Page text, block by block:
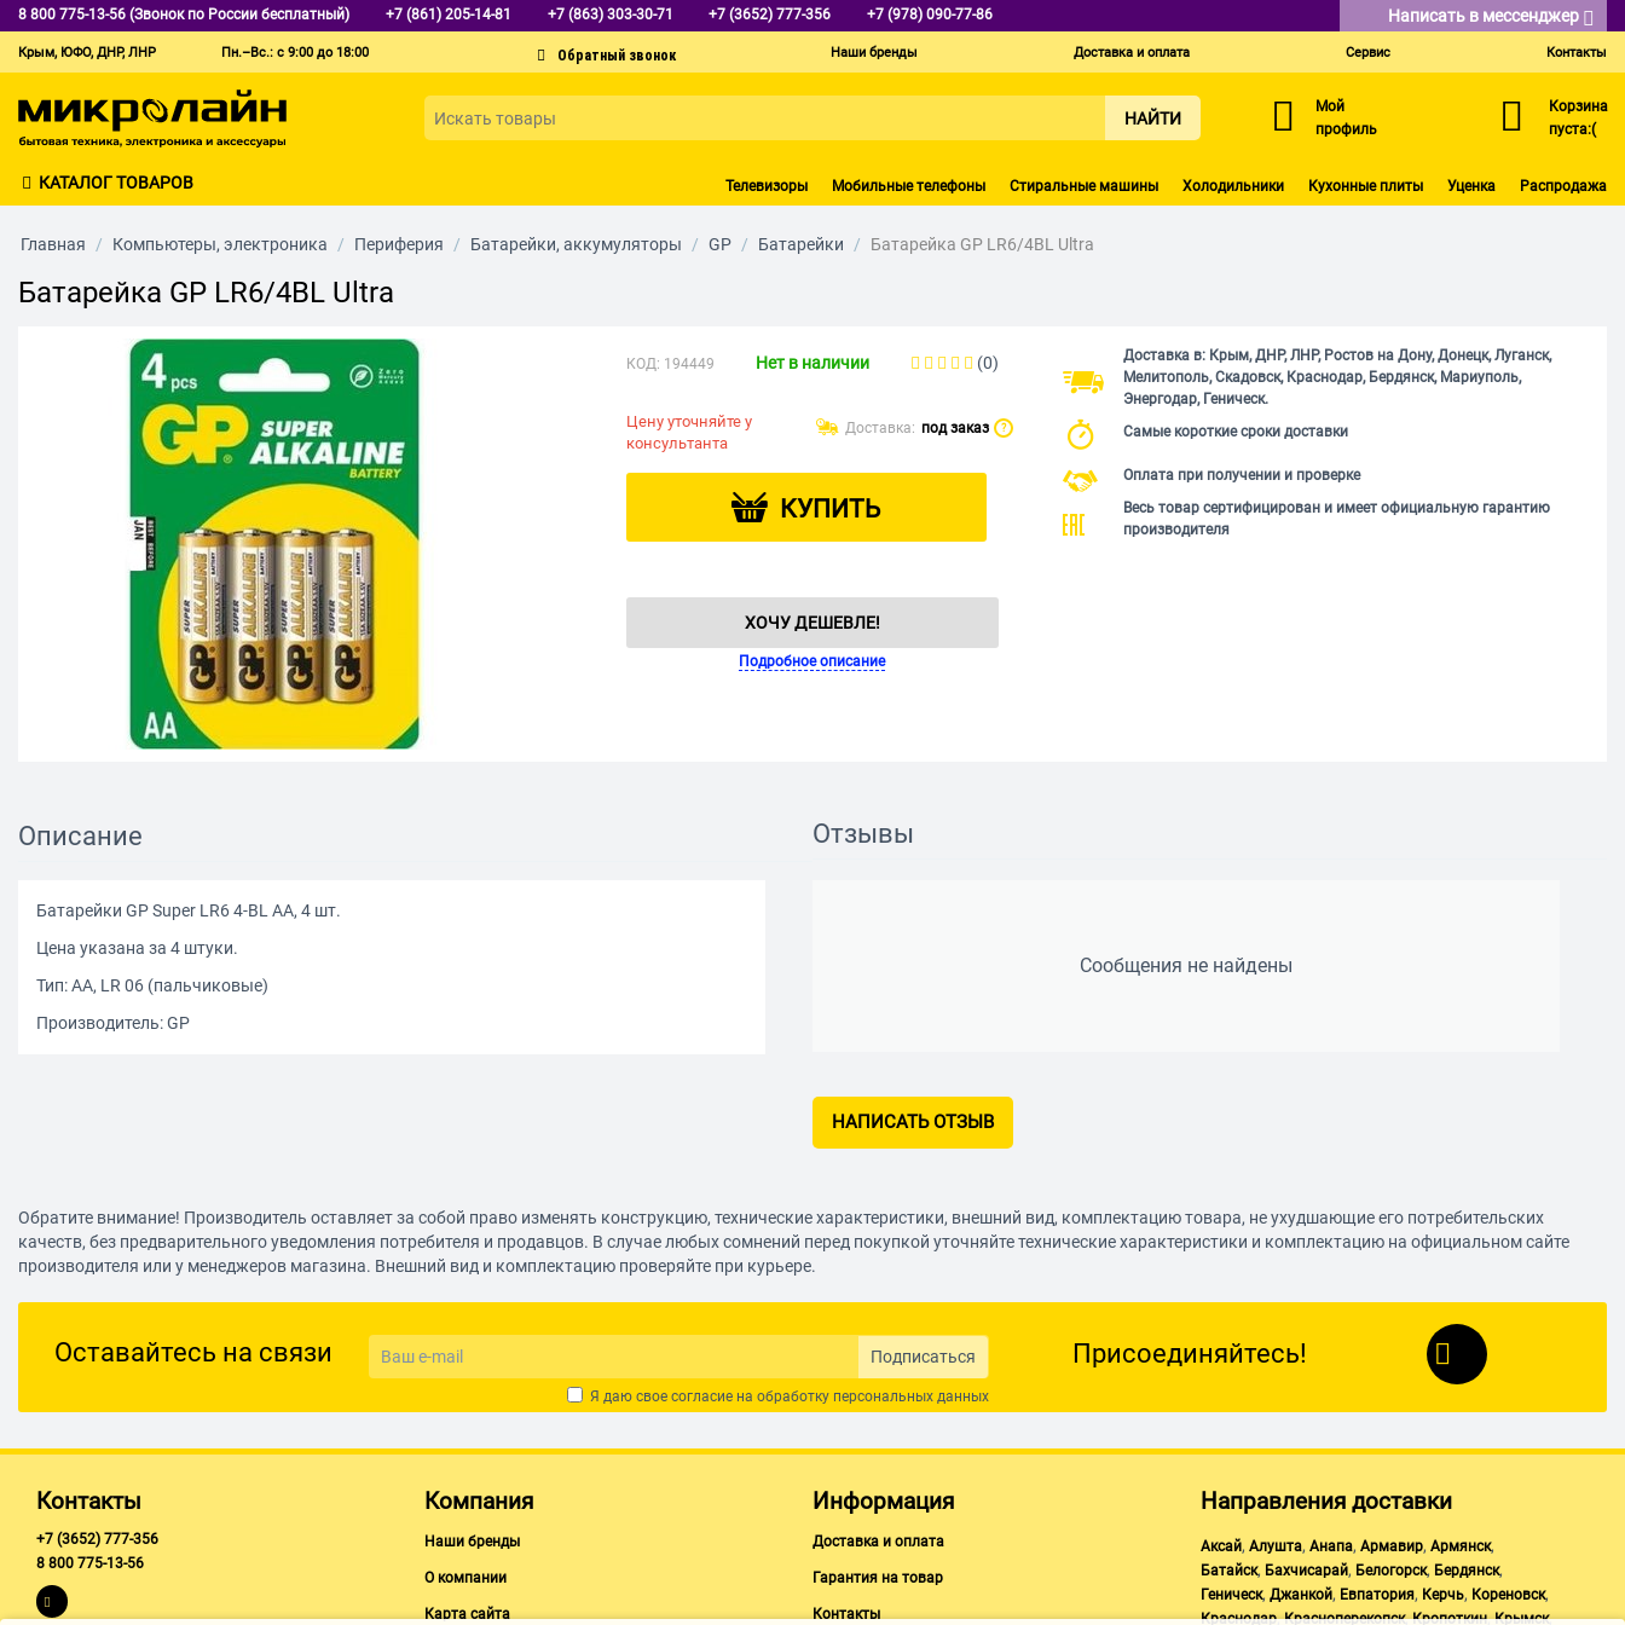
8 800 775-13-56 (Звонок по России бесплатный) +7 (861) 205-14-81 +7 (863) 303-30-71 +7 (3652) 777-356 +7 (978) 090-77-86 Написать в мессенджер
Крым, ЮФО, ДНР, ЛНР Пн.–Вс.: с 9:00 до 18:00 Наши бренды Доставка и оплата Сервис Контакты
НАЙТИ
Мой
профиль
Корзина
пуста:(
КАТАЛОГ ТОВАРОВ Телевизоры Мобильные телефоны Стиральные машины Холодильники Кухонные плиты Уценка Распродажа
Главная / Компьютеры, электроника / Периферия / Батарейки, аккумуляторы / GP / Батарейки / Батарейка GP LR6/4BL Ultra
Батарейка GP LR6/4BL Ultra
КОД: 194449 Нет в наличии (0)
Цену уточняйте у
консультанта
Доставка: под заказ ?
КУПИТЬ
ХОЧУ ДЕШЕВЛЕ!
Подробное описание
Доставка в: Крым, ДНР, ЛНР, Ростов на Дону, Донецк, Луганск,
Мелитополь, Скадовск, Краснодар, Бердянск, Мариуполь,
Энергодар, Геническ.
Самые короткие сроки доставки
Оплата при получении и проверке
Весь товар сертифицирован и имеет официальную гарантию
производителя
Описание
Батарейки GP Super LR6 4-BL AA, 4 шт.
Цена указана за 4 штуки.
Тип: АА, LR 06 (пальчиковые)
Производитель: GP
Отзывы
Сообщения не найдены
НАПИСАТЬ ОТЗЫВ
Обратите внимание! Производитель оставляет за собой право изменять конструкцию, технические характеристики, внешний вид, комплектацию товара, не ухудшающие его потребительских
качеств, без предварительного уведомления потребителя и продавцов. В случае любых сомнений перед покупкой уточняйте технические характеристики и комплектацию на официальном сайте
производителя или у менеджеров магазина. Внешний вид и комплектацию проверяйте при курьере.
Оставайтесь на связи Подписаться
Я даю свое согласие на обработку персональных данных
Присоединяйтесь!
Контакты
+7 (3652) 777-356
8 800 775-13-56
Компания
Наши бренды
О компании
Карта сайта
Информация
Доставка и оплата
Гарантия на товар
Контакты
Направления доставки
Аксай, Алушта, Анапа, Армавир, Армянск,
Батайск, Бахчисарай, Белогорск, Бердянск,
Геническ, Джанкой, Евпатория, Керчь, Кореновск,
Краснодар,Красноперекопск,Кропоткин,Крымск,